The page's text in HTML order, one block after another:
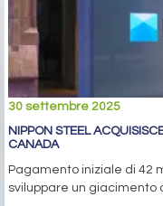
30 settembre 2025
NIPPON STEEL
CANADA
Pagamento iniziale di 42
sviluppare un giacimento